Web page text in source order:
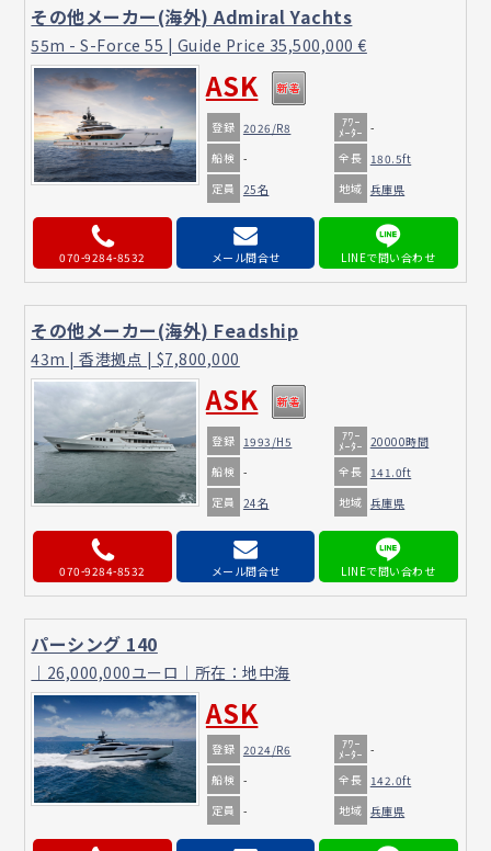
その他メーカー(海外) Admiral Yachts
55m - S-Force 55 | Guide Price 35,500,000 €
ASK
登録 2026/R8 ｱﾜｰ
ﾒｰﾀｰ -
船検 - 全長 180.5ft
定員 25名 地域 兵庫県
070-9284-8532 メール問合せ
その他メーカー(海外) Feadship
43m | 香港拠点 | $7,800,000
ASK
登録 1993/H5 ｱﾜｰ
ﾒｰﾀｰ 20000時間
船検 - 全長 141.0ft
定員 24名 地域 兵庫県
070-9284-8532 メール問合せ
パーシング 140
｜26,000,000ユーロ｜所在：地中海
ASK
登録 2024/R6 ｱﾜｰ
ﾒｰﾀｰ -
船検 - 全長 142.0ft
定員 - 地域 兵庫県